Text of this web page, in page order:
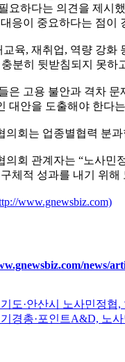
요하다는 의견을 제시
응이 중요하다는 점이
교육, 재취업, 역량 강
충분히 뒷받침되지 못
은 고용 불안과 격차
대안을 도출해야 한다
의회는 업종별협력 분
의회 관계자는 “노사민
체적 성과를 내기 위해
www.gnewsbiz.com)
news/
도·안산시 노사민정협
경총·포인트A&D, 노